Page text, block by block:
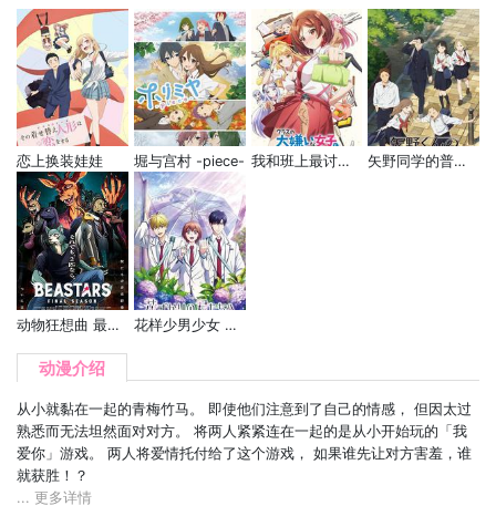
恋上换装娃娃 堀与宫村 -piece- 我和班上最讨厌的女生结婚了。 矢野同学的普通日常
动物狂想曲 最终季 第二部分 花样少男少女 第2季
动漫介绍
从小就黏在一起的青梅竹马。 即使他们注意到了自己的情感， 但因太过
熟悉而无法坦然面对对方。 将两人紧紧连在一起的是从小开始玩的「我
爱你」游戏。 两人将爱情托付给了这个游戏， 如果谁先让对方害羞，谁
就获胜！？
... 更多详情